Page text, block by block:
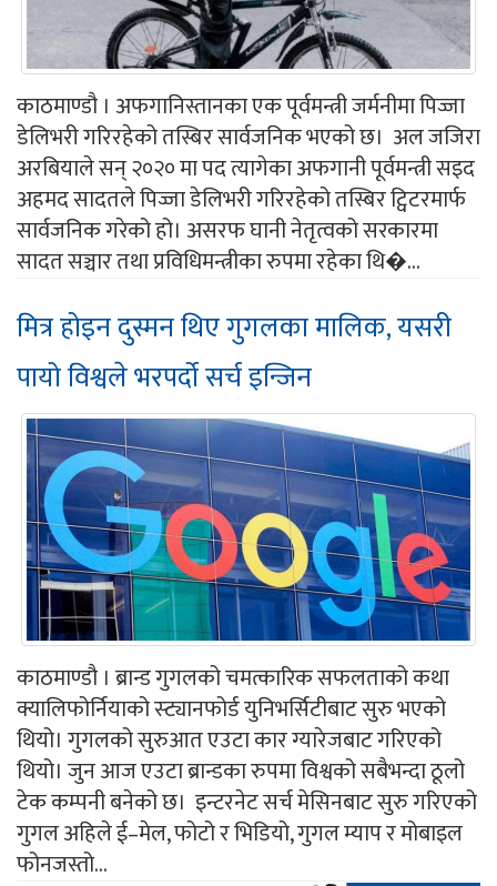
काठमाण्डौ । अफगानिस्तानका एक पूर्वमन्त्री जर्मनीमा पिज्जा
डेलिभरी गरिरहेको तस्बिर सार्वजनिक भएको छ। अल जजिरा
अरबियाले सन् २०२० मा पद त्यागेका अफगानी पूर्वमन्त्री सइद
अहमद सादतले पिज्जा डेलिभरी गरिरहेको तस्बिर ट्विटरमार्फ
सार्वजनिक गरेको हो। असरफ घानी नेतृत्वको सरकारमा
सादत सञ्चार तथा प्रविधिमन्त्रीका रुपमा रहेका थि�...
मित्र होइन दुस्मन थिए गुगलका मालिक, यसरी
पायो विश्वले भरपर्दो सर्च इन्जिन
काठमाण्डौ । ब्रान्ड गुगलको चमत्कारिक सफलताको कथा
क्यालिफोर्नियाको स्ट्यानफोर्ड युनिभर्सिटीबाट सुरु भएको
थियो। गुगलको सुरुआत एउटा कार ग्यारेजबाट गरिएको
थियो। जुन आज एउटा ब्रान्डका रुपमा विश्वको सबैभन्दा ठूलो
टेक कम्पनी बनेको छ। इन्टरनेट सर्च मेसिनबाट सुरु गरिएको
गुगल अहिले ई–मेल, फोटो र भिडियो, गुगल म्याप र मोबाइल
फोनजस्तो...